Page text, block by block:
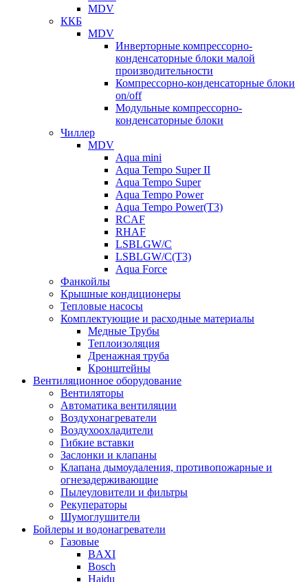
MDV
ККБ
MDV
Инверторные компрессорно-
конденсаторные блоки малой
производительности
Компрессорно-конденсаторные блоки
on/off
Модульные компрессорно-
конденсаторные блоки
Чиллер
MDV
Aqua mini
Aqua Tempo Super II
Aqua Tempo Super
Aqua Tempo Power
Aqua Tempo Power(T3)
RCAF
RHAF
LSBLGW/C
LSBLGW/C(T3)
Aqua Force
Фанкойлы
Крышные кондиционеры
Тепловые насосы
Комплектующие и расходные материалы
Медные Трубы
Теплоизоляция
Дренажная труба
Кронштейны
Вентиляционное оборудование
Вентиляторы
Автоматика вентиляции
Воздухонагреватели
Воздухоохладители
Гибкие вставки
Заслонки и клапаны
Клапана дымоудаления, противопожарные и
огнезадерживающие
Пылеуловители и фильтры
Рекуператоры
Шумоглушители
Бойлеры и водонагреватели
Газовые
BAXI
Bosch
Hajdu